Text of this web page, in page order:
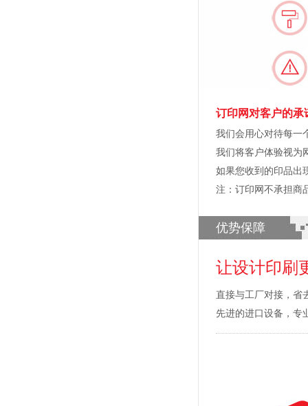
订印网对客户的承
我们会用心对待每一
我们将客户体验视为
如果您收到的印品出
注：订印网不承担商
优势保障
让设计印刷
直接与工厂对接，省
先进的进口设备，专